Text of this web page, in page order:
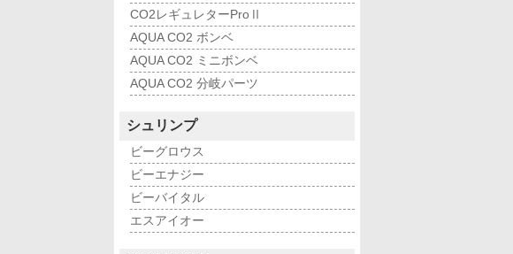
CO2レギュレターProⅡ
AQUA CO2 ボンベ
AQUA CO2 ミニボンベ
AQUA CO2 分岐パーツ
シュリンプ
ビーグロウス
ビーエナジー
ビーバイタル
エスアイオー